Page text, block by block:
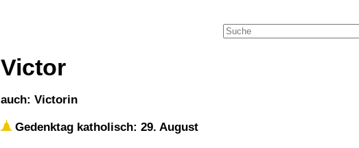
Victor
auch: Victorin
Gedenktag katholisch: 29. August